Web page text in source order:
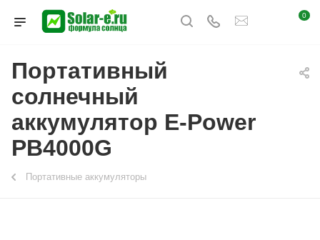
0
Портативный
солнечный
аккумулятор E-Power
PB4000G
Портативные аккумуляторы